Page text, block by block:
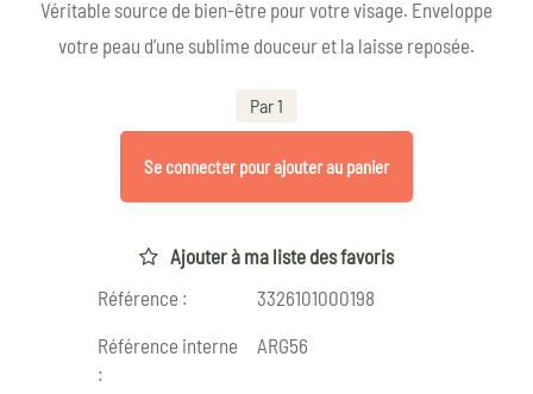
Véritable source de bien-être pour votre visage. Enveloppe
votre peau d’une sublime douceur et la laisse reposée.
Par 1
Se connecter pour ajouter au panier
Ajouter à ma liste des favoris
Référence :
3326101000198
Référence interne
:
ARG56